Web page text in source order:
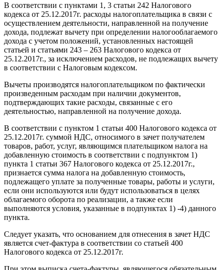
В соответствии с пунктами 1, 3 статьи 242 Налогового
кодекса от 25.12.2017г. расходы налогоплательщика в связи с
осуществлением деятельности, направленной на получение
дохода, подлежат вычету при определении налогооблагаемого
дохода с учетом положений, установленных настоящей
статьей и статьями 243 – 263 Налогового кодекса от
25.12.2017г., за исключением расходов, не подлежащих вычету
в соответствии с Налоговым кодексом.
Вычеты производятся налогоплательщиком по фактически
произведенным расходам при наличии документов,
подтверждающих такие расходы, связанные с его
деятельностью, направленной на получение дохода.
В соответствии с пунктом 1 статьи 400 Налогового кодекса от
25.12.2017г. суммой НДС, относимого в зачет получателем
товаров, работ, услуг, являющимся плательщиком налога на
добавленную стоимость в соответствии с подпунктом 1)
пункта 1 статьи 367 Налогового кодекса от 25.12.2017г.,
признается сумма налога на добавленную стоимость,
подлежащего уплате за полученные товары, работы и услуги,
если они используются или будут использоваться в целях
облагаемого оборота по реализации, а также если
выполняются условия, указанные в подпунктах 1) -4) данного
пункта.
Следует указать, что основанием для отнесения в зачет НДС
является счет-фактура в соответствии со статьей 400
Налогового кодекса от 25.12.2017г.